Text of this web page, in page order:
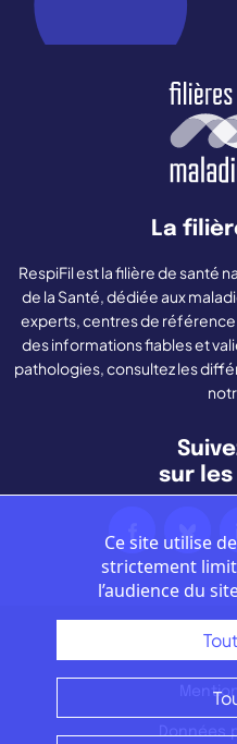
La
RespiFil est la filière de santé
de la Santé, dédiée aux
experts, centres de
des informations fiables et
pathologies, consultez les
sur
Nous
Données
Ce site utilise
strictement
l’audience du